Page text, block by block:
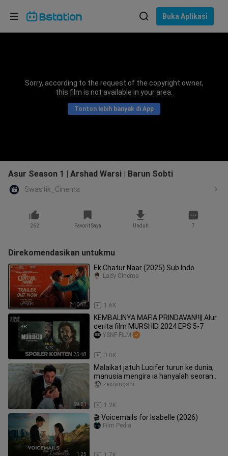
Buka Aplikasi
Sorry, according to the request of the copyright owner,
this film is not available in your area.
Tonton lebih banyak di App
Asur Season 1 | Arshad Warsi | Barun Sobti
Swastik_Cinema
262 Favorit Saya Unduh 7
Direkomendasikan untukmu
2:10:47
Ek Chatur Naar (2025) Sub Indo
1.6K
Lady Cinema
25:48
KEMBALINYA MAFIA PRINDAVAN‼️|| Alur
cerita film MURSHID 2024 EPS 5-7
3.8K
YSNF FILM
59:21
Malaikat jatuh Lucifer turun ke dunia,
manusia mengira ia hanyalah seorang
pemilik bar — “Lucifer”
1.2K
zexiyingshi
1:25
🎬 Voicemails for Isabelle (2026)
Film Pedia
Pilih bahasa
Bahasa Indonesia